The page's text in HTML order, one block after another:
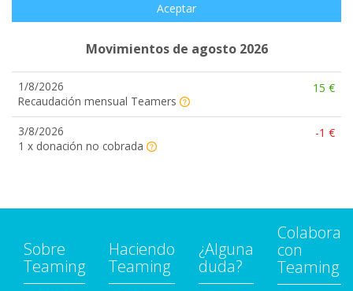
Aceptar
Movimientos de agosto 2026
1/8/2026
Recaudación mensual Teamers
15 €
3/8/2026
1 x donación no cobrada
-1 €
Sobre
Teaming
Haciendo
Teaming
¿Alguna
duda?
Colabora
con
Teaming